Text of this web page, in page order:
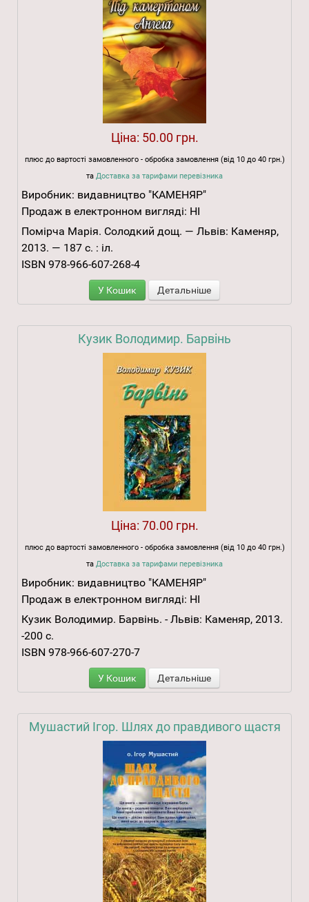
Ціна: 50.00 грн.
плюс до вартості замовленного - обробка замовлення (від 10 до 40 грн.)
та Доставка за тарифами перевізника
Виробник: видавництво "КАМЕНЯР"
Продаж в електронном вигляді: НІ
Помірча Марія. Солодкий дощ. — Львів: Каменяр,
2013. — 187 с. : іл.
ISBN 978-966-607-268-4
У Кошик Детальніше
Кузик Володимир. Барвінь
Ціна: 70.00 грн.
плюс до вартості замовленного - обробка замовлення (від 10 до 40 грн.)
та Доставка за тарифами перевізника
Виробник: видавництво "КАМЕНЯР"
Продаж в електронном вигляді: НІ
Кузик Володимир. Барвінь. - Львів: Каменяр, 2013.
-200 с.
ISBN 978-966-607-270-7
У Кошик Детальніше
Мушастий Ігор. Шлях до правдивого щастя